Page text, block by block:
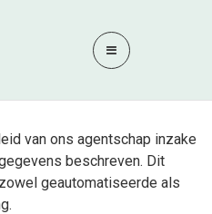
van ons agentschap inzake
beschreven. Dit
geautomatiseerde als